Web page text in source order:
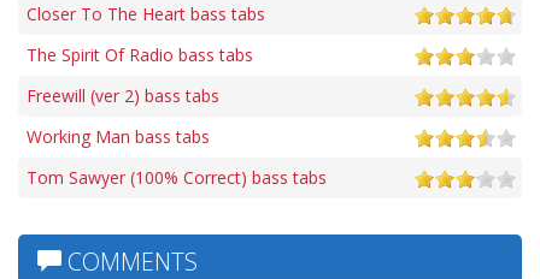
Closer To The Heart bass tabs
The Spirit Of Radio bass tabs
Freewill (ver 2) bass tabs
Working Man bass tabs
Tom Sawyer (100% Correct) bass tabs
COMMENTS